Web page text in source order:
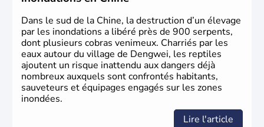
gardistes, la Chine a été la première utilisatrice du papier,
de l'imprimerie à caractères mobiles, de la boussole et de
la poudre à canon.
Dans le sud de la Chine, la destruction d’un élevage
par les inondations a libéré près de 900 serpents,
dont plusieurs cobras venimeux. Charriés par les
eaux autour du village de Dengwei, les reptiles
ajoutent un risque inattendu aux dangers déjà
nombreux auxquels sont confrontés habitants,
sauveteurs et équipages engagés sur les zones
inondées.
Lire l'article